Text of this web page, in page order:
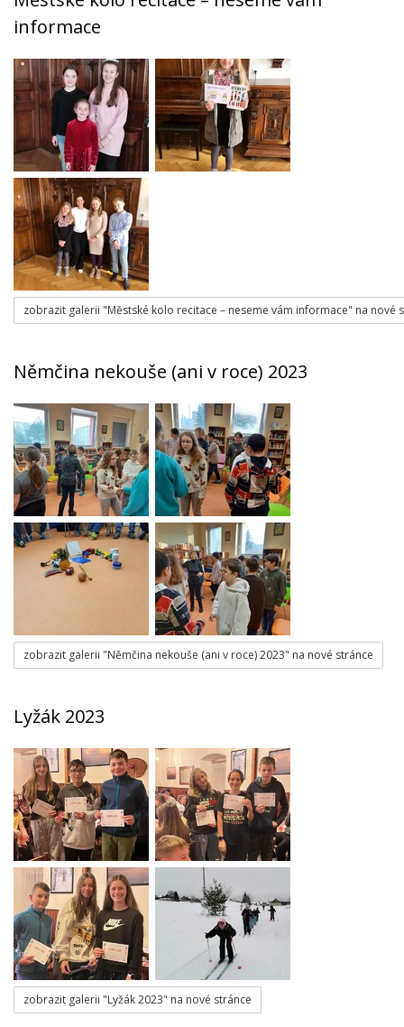
informace
zobrazit galerii "Městské kolo recitace – neseme vám informace" na nové
Němčina nekouše (ani v roce) 2023
zobrazit galerii "Němčina nekouše (ani v roce) 2023" na nové stránce
Lyžák 2023
zobrazit galerii "Lyžák 2023" na nové stránce